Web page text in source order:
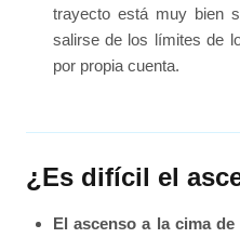
trayecto está muy bien
salirse de los límites de
por propia cuenta.
¿Es difícil el
El ascenso a la cima